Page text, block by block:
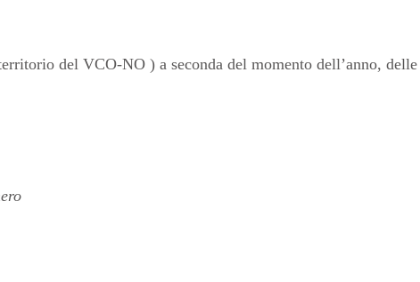
del VCO-NO ) a seconda del momento dell’anno,